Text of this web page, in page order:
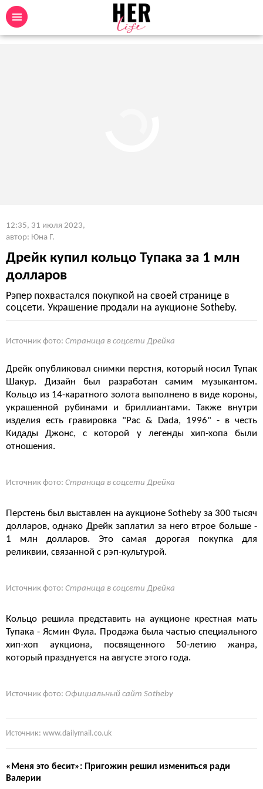
12:35, 31 июля 2023,
автор: Юна Г.
Дрейк купил кольцо Тупака за 1 млн
долларов
Рэпер похвастался покупкой на своей странице в
соцсети. Украшение продали на аукционе Sotheby.
Источник фото: Страница в соцсети Дрейка
Дрейк опубликовал снимки перстня, который носил Тупак
Шакур. Дизайн был разработан самим музыкантом.
Кольцо из 14-каратного золота выполнено в виде короны,
украшенной рубинами и бриллиантами. Также внутри
изделия есть гравировка "Pac & Dada, 1996" - в честь
Кидады Джонс, с которой у легенды хип-хопа были
отношения.
Источник фото: Страница в соцсети Дрейка
Перстень был выставлен на аукционе Sotheby за 300 тысяч
долларов, однако Дрейк заплатил за него втрое больше -
1 млн долларов. Это самая дорогая покупка для
реликвии, связанной с рэп-культурой.
Источник фото: Страница в соцсети Дрейка
Кольцо решила представить на аукционе крестная мать
Тупака - Ясмин Фула. Продажа была частью специального
хип-хоп аукциона, посвященного 50-летию жанра,
который празднуется на августе этого года.
Источник фото: Официальный сайт Sotheby
Источник: www.dailymail.co.uk
«Меня это бесит»: Пригожин решил измениться ради
Валерии